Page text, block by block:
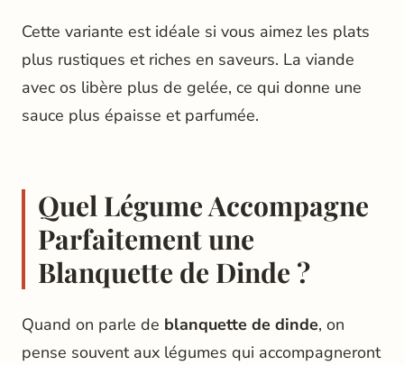
Cette variante est idéale si vous aimez les plats
plus rustiques et riches en saveurs. La viande
avec os libère plus de gelée, ce qui donne une
sauce plus épaisse et parfumée.
Quel Légume Accompagne
Parfaitement une
Blanquette de Dinde ?
Quand on parle de blanquette de dinde, on
pense souvent aux légumes qui accompagneront